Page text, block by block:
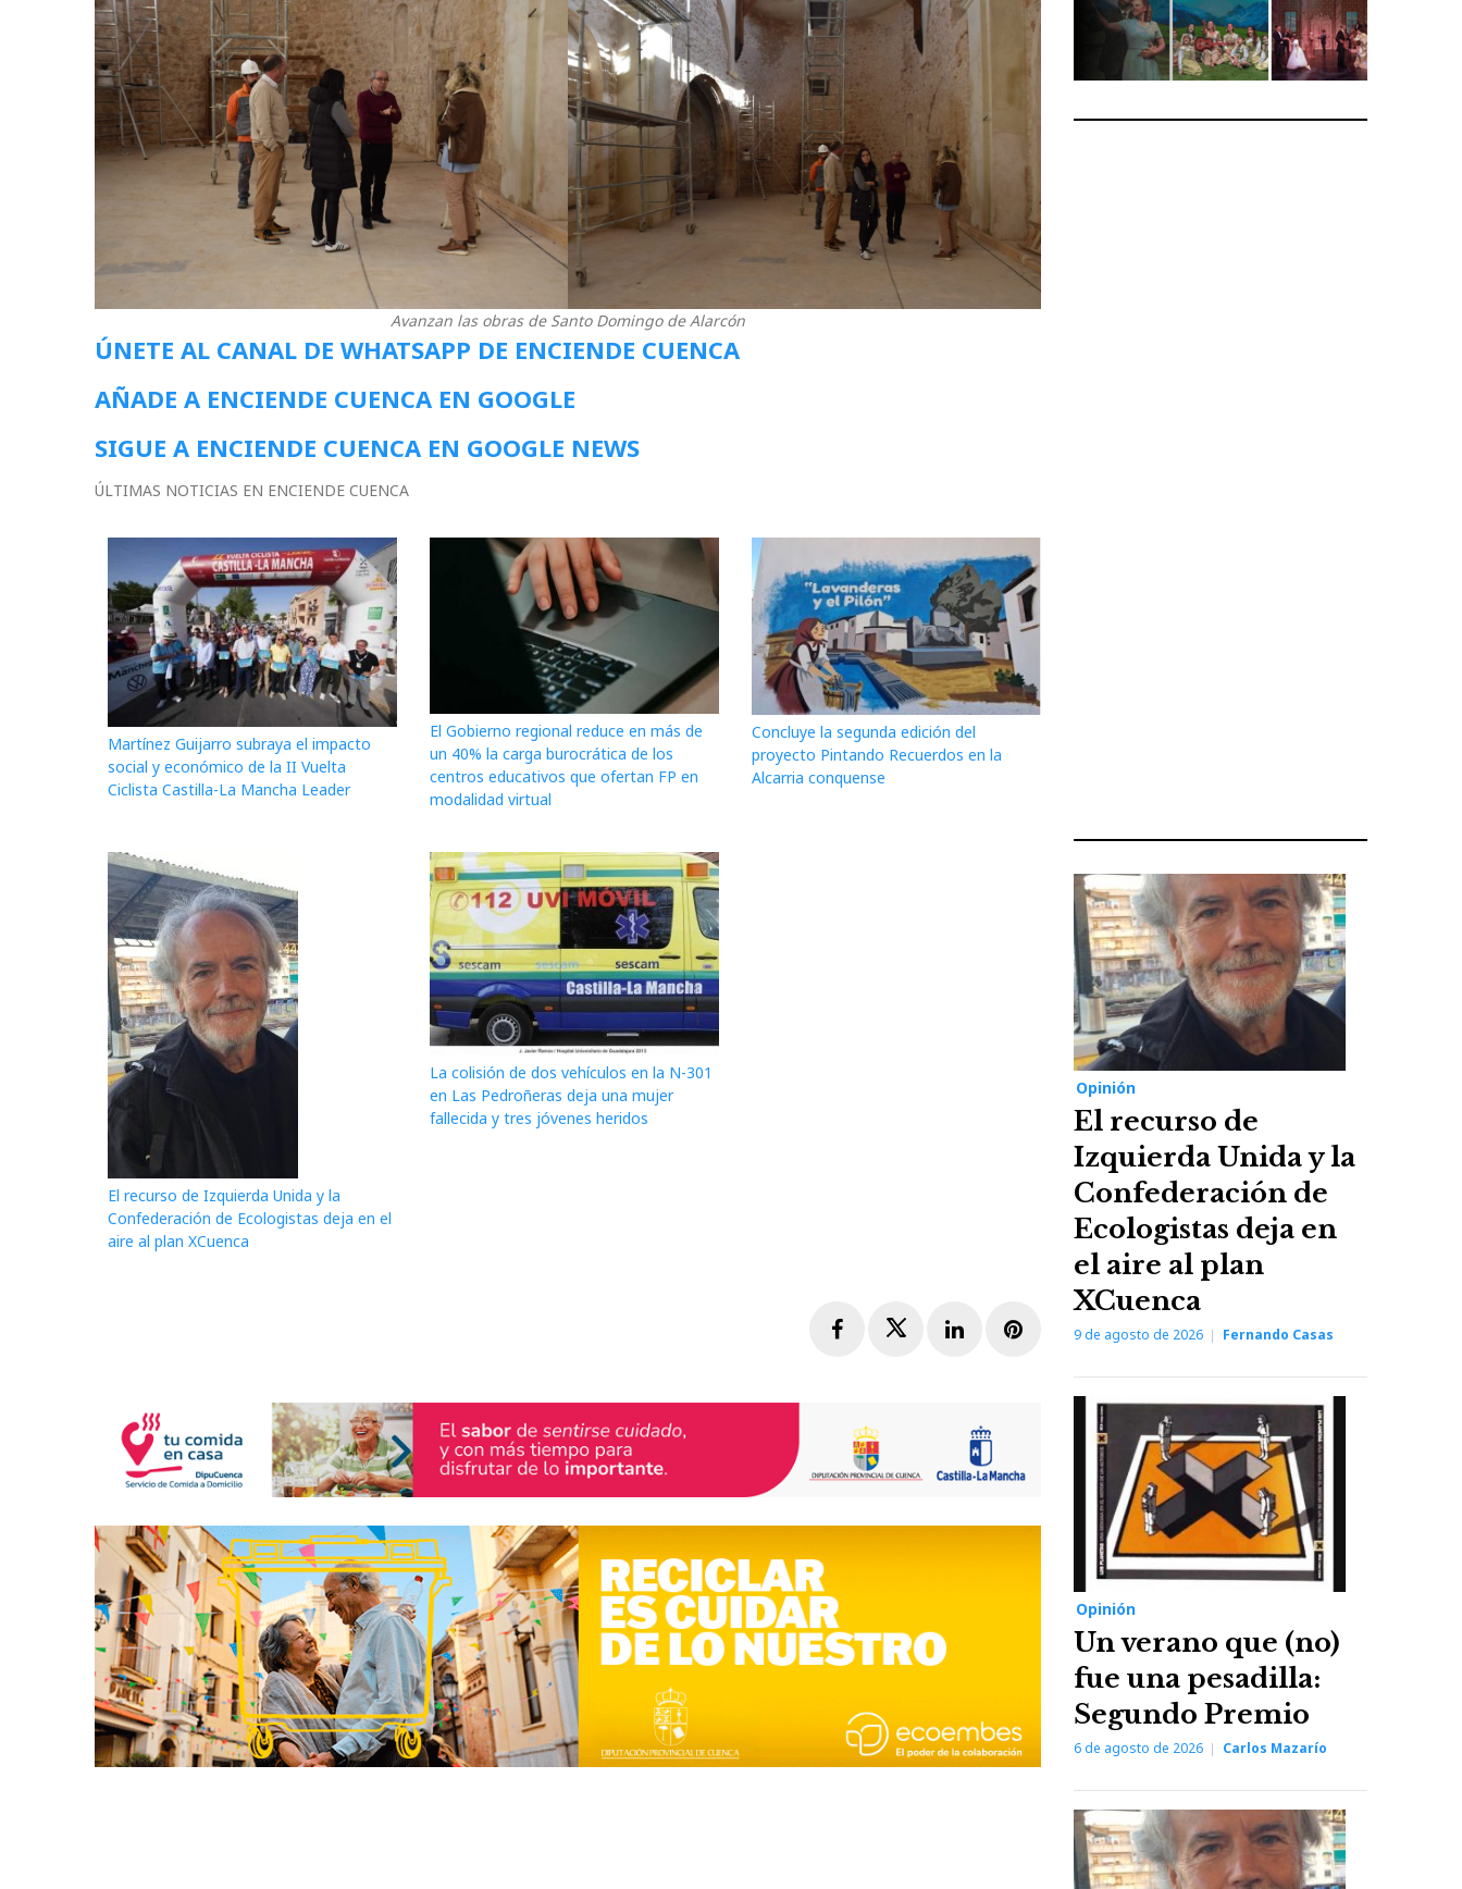
Avanzan las obras de Santo Domingo de Alarcón
ÚNETE AL CANAL DE WHATSAPP DE ENCIENDE CUENCA
AÑADE A ENCIENDE CUENCA EN GOOGLE
SIGUE A ENCIENDE CUENCA EN GOOGLE NEWS
ÚLTIMAS NOTICIAS EN ENCIENDE CUENCA
Martínez Guijarro subraya el impacto
social y económico de la II Vuelta
Ciclista Castilla-La Mancha Leader
El Gobierno regional reduce en más de
un 40% la carga burocrática de los
centros educativos que ofertan FP en
modalidad virtual
Concluye la segunda edición del
proyecto Pintando Recuerdos en la
Alcarria conquense
El recurso de Izquierda Unida y la
Confederación de Ecologistas deja en el
aire al plan XCuenca
La colisión de dos vehículos en la N-301
en Las Pedroñeras deja una mujer
fallecida y tres jóvenes heridos
FacebookTwitterLinkedInPinterest
Opinión
El recurso de
Izquierda Unida y la
Confederación de
Ecologistas deja en
el aire al plan
XCuenca
9 de agosto de 2026 Fernando Casas
Opinión
Un verano que (no)
fue una pesadilla:
Segundo Premio
6 de agosto de 2026 Carlos Mazarío